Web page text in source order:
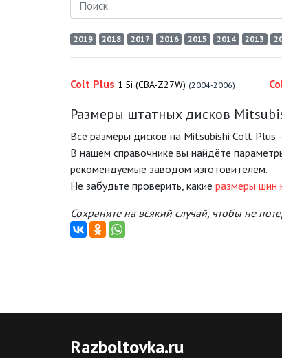
2019 2018 2017 2016 2015 2014 2013
Colt Plus 1.5i (CBA-Z27W) (2004-2006)
Размеры штатных дисков
Все размеры дисков на Mitsubishi Colt
В нашем справочнике вы найдёте
рекомендуемые заводом изготовителем.
Не забудьте проверить, какие размеры шин
Сохраните на всякий случай, чтобы не
Razboltovka.ru